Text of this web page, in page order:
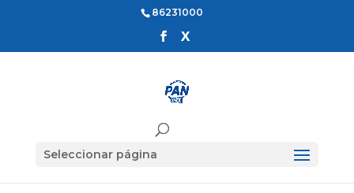
86231000
Seleccionar página